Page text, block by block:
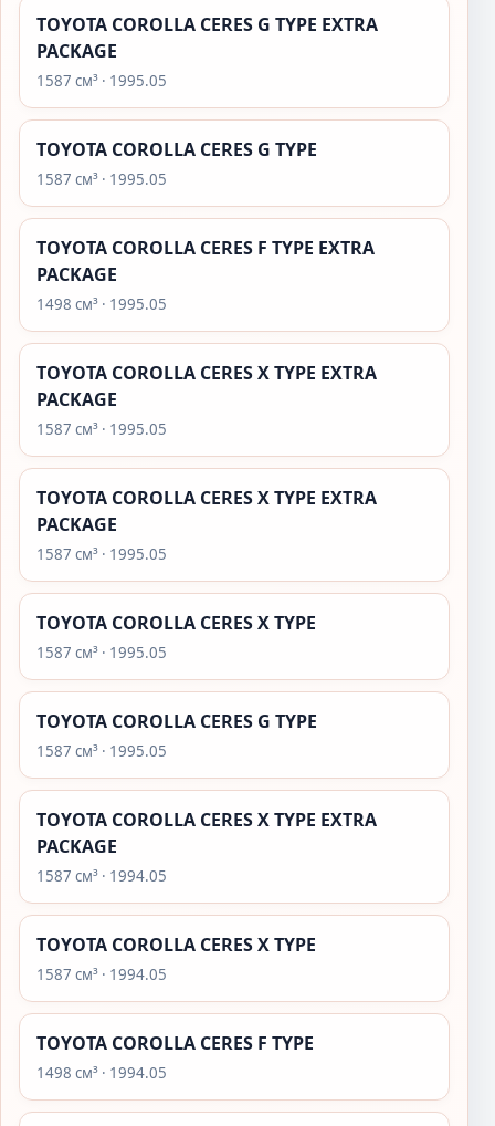
TOYOTA COROLLA CERES G TYPE EXTRA
PACKAGE
1587 см³ · 1995.05
TOYOTA COROLLA CERES G TYPE
1587 см³ · 1995.05
TOYOTA COROLLA CERES F TYPE EXTRA
PACKAGE
1498 см³ · 1995.05
TOYOTA COROLLA CERES X TYPE EXTRA
PACKAGE
1587 см³ · 1995.05
TOYOTA COROLLA CERES X TYPE EXTRA
PACKAGE
1587 см³ · 1995.05
TOYOTA COROLLA CERES X TYPE
1587 см³ · 1995.05
TOYOTA COROLLA CERES G TYPE
1587 см³ · 1995.05
TOYOTA COROLLA CERES X TYPE EXTRA
PACKAGE
1587 см³ · 1994.05
TOYOTA COROLLA CERES X TYPE
1587 см³ · 1994.05
TOYOTA COROLLA CERES F TYPE
1498 см³ · 1994.05